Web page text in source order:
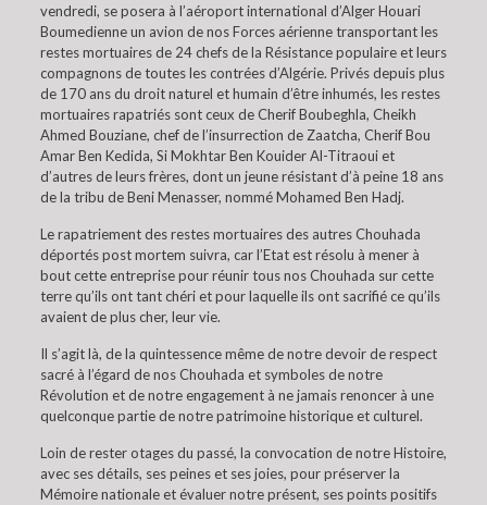
vendredi, se posera à l’aéroport international d’Alger Houari
Boumedienne un avion de nos Forces aérienne transportant les
restes mortuaires de 24 chefs de la Résistance populaire et leurs
compagnons de toutes les contrées d’Algérie. Privés depuis plus
de 170 ans du droit naturel et humain d’être inhumés, les restes
mortuaires rapatriés sont ceux de Cherif Boubeghla, Cheikh
Ahmed Bouziane, chef de l’insurrection de Zaatcha, Cherif Bou
Amar Ben Kedida, Si Mokhtar Ben Kouider Al-Titraoui et
d’autres de leurs frères, dont un jeune résistant d’à peine 18 ans
de la tribu de Beni Menasser, nommé Mohamed Ben Hadj.
Le rapatriement des restes mortuaires des autres Chouhada
déportés post mortem suivra, car l’Etat est résolu à mener à
bout cette entreprise pour réunir tous nos Chouhada sur cette
terre qu’ils ont tant chéri et pour laquelle ils ont sacrifié ce qu’ils
avaient de plus cher, leur vie.
Il s’agit là, de la quintessence même de notre devoir de respect
sacré à l’égard de nos Chouhada et symboles de notre
Révolution et de notre engagement à ne jamais renoncer à une
quelconque partie de notre patrimoine historique et culturel.
Loin de rester otages du passé, la convocation de notre Histoire,
avec ses détails, ses peines et ses joies, pour préserver la
Mémoire nationale et évaluer notre présent, ses points positifs